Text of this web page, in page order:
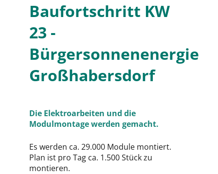
Baufortschritt KW
23 -
Bürgersonnenenergie
Großhabersdorf
Die Elektroarbeiten und die
Modulmontage werden gemacht.
Es werden ca. 29.000 Module montiert.
Plan ist pro Tag ca. 1.500 Stück zu
montieren.